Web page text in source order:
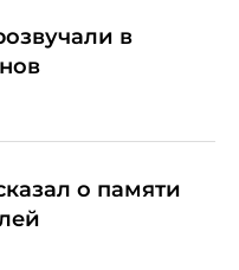
в
о памяти